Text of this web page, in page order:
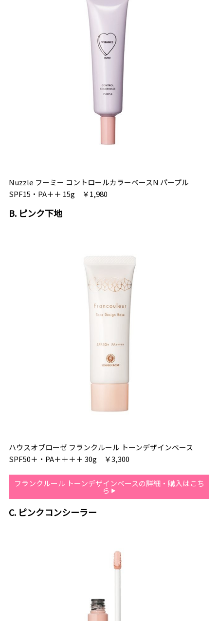
Nuzzle フーミー コントロールカラーベースN パープル
SPF15・PA＋＋ 15g ￥1,980
B. ピンク下地
ハウスオブローゼ フランクルール トーンデザインベース
SPF50＋・PA＋＋＋＋ 30g ￥3,300
フランクルール トーンデザインベースの詳細・購入はこち
ら
C. ピンクコンシーラー